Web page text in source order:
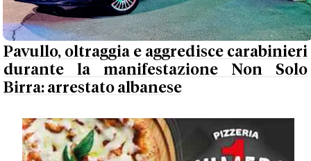
Pavullo, oltraggia e aggredisce carabinieri
durante la manifestazione Non Solo
Birra: arrestato albanese